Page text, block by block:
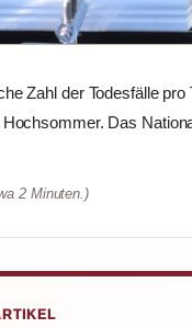
Zahl der Todesfälle
Das
2 Minuten.)